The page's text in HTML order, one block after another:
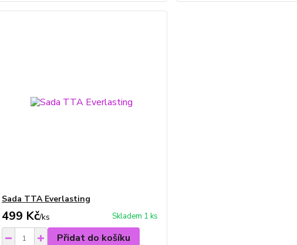
Sada TTA Everlasting
499 Kč/ks Skladem 1 ks
Přidat do košíku